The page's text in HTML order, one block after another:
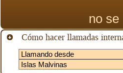
no
Cómo hacer llamadas